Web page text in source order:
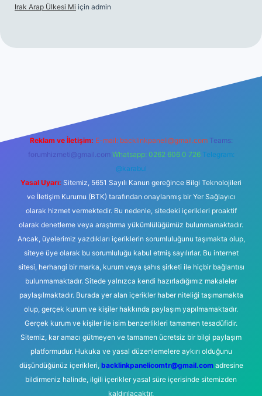
Irak Arap Ülkesi Mi için admin
Reklam ve İletişim: E-mail: backlinkpaneli@gmail.com Teams:
forumhizmeti@gmail.com Whatsapp: 0262 606 0 726 Telegram:
@karabul
Yasal Uyarı: Sitemiz, 5651 Sayılı Kanun gereğince Bilgi Teknolojileri
ve İletişim Kurumu (BTK) tarafından onaylanmış bir Yer Sağlayıcı
olarak hizmet vermektedir. Bu nedenle, sitedeki içerikleri proaktif
olarak denetleme veya araştırma yükümlülüğümüz bulunmamaktadır.
Ancak, üyelerimiz yazdıkları içeriklerin sorumluluğunu taşımakta olup,
siteye üye olarak bu sorumluluğu kabul etmiş sayılırlar. Bu internet
sitesi, herhangi bir marka, kurum veya şahıs şirketi ile hiçbir bağlantısı
bulunmamaktadır. Sitede yalnızca kendi hazırladığımız makaleler
paylaşılmaktadır. Burada yer alan içerikler haber niteliği taşımamakta
olup, gerçek kurum ve kişiler hakkında paylaşım yapılmamaktadır.
Gerçek kurum ve kişiler ile isim benzerlikleri tamamen tesadüfidir.
Sitemiz, kar amacı gütmeyen ve tamamen ücretsiz bir bilgi paylaşım
platformudur. Hukuka ve yasal düzenlemelere aykırı olduğunu
düşündüğünüz içerikleri, backlinkpanelicomtr@gmail.comadresine
bildirmeniz halinde, ilgili içerikler yasal süre içerisinde sitemizden
kaldırılacaktır.